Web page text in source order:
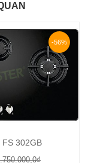
-56%
giỏ hàng
302GB
₫Giá
Giá